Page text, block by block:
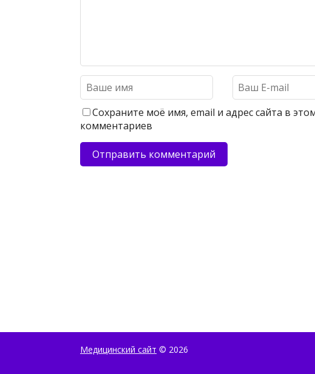
Сохраните моё имя, email и адрес сайта в
комментариев
Медицинский сайт © 2026